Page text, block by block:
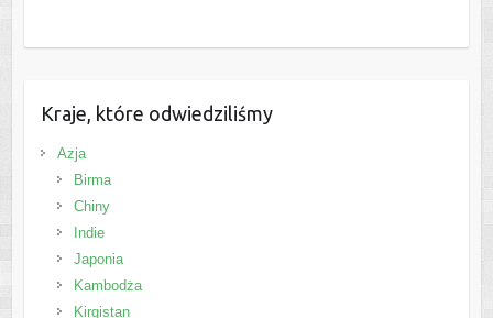
Kraje, które odwiedziliśmy
Azja
Birma
Chiny
Indie
Japonia
Kambodża
Kirgistan